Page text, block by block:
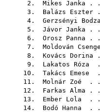
2. Mikes Janka .
3. Balázs Eszter
4. Gerzsényi Bodza
5. Jávor Janka .
6. Orosz Panna .
7. Moldován Csenge
8. Kovács Dorina
9. Lakatos Róza .
10. Takács Emese .
11. Molnár Zoé .
12. Farkas Alma .
13. Ember Lola .
14. Bodó Hanna .